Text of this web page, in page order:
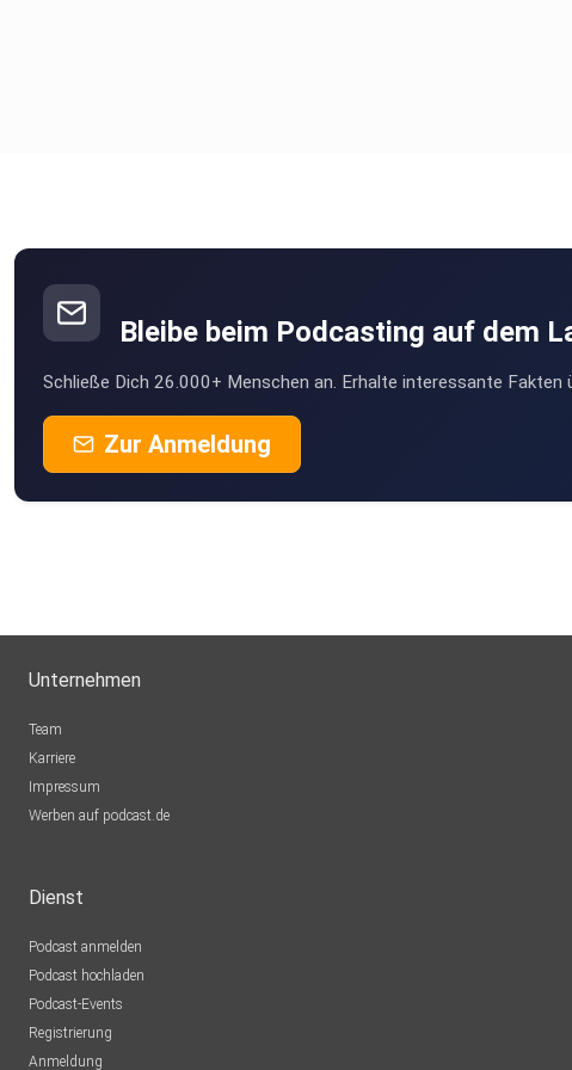
Bleibe beim Podcasting auf dem
Schließe Dich 26.000+ Menschen an. Erhalte interessante
Zur Anmeldung
Unternehmen
Team
Karriere
Impressum
Werben auf podcast.de
Dienst
Podcast anmelden
Podcast hochladen
Podcast-Events
Registrierung
Anmeldung